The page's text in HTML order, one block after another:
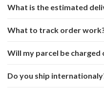
What is the estimated
What to track order
Will my parcel be
Do you ship